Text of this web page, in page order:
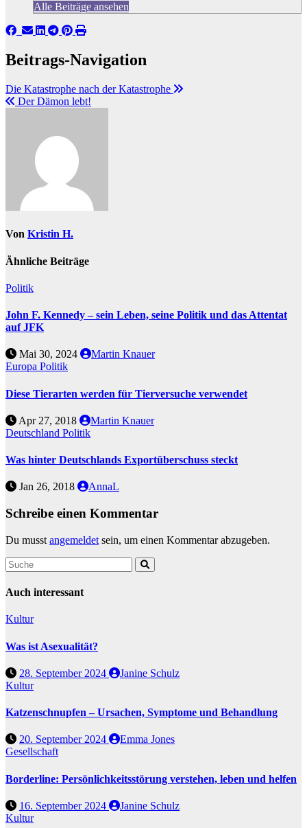
Alle Beiträge ansehen
Beitrags-Navigation
Die Katastrophe nach der Katastrophe
Der Dämon lebt!
Von Kristin H.
Ähnliche Beiträge
Politik
John F. Kennedy – sein Leben, seine Politik und das Attentat
auf JFK
Mai 30, 2024
Martin Knauer
Europa Politik
Diese Tierarten werden für Tierversuche verwendet
Apr 27, 2018
Martin Knauer
Deutschland Politik
Was hinter Deutschlands Exportüberschuss steckt
Jan 26, 2018 AnnaL
Schreibe einen Kommentar
Du musst angemeldet sein, um einen Kommentar abzugeben.
Auch interessant
Kultur
Was ist Asexualität?
28. September 2024
Janine Schulz
Kultur
Katzenschnupfen – Ursachen, Symptome und Behandlung
20. September 2024
Emma Jones
Gesellschaft
Borderline: Persönlichkeitsstörung verstehen, leben und helfen
16. September 2024
Janine Schulz
Kultur